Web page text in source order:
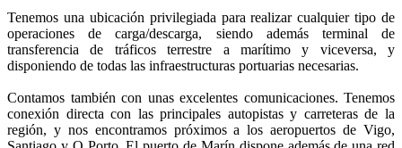
Tenemos una ubicación privilegiada para realizar cualquier tipo de
operaciones de carga/descarga, siendo además terminal de
transferencia de tráficos terrestre a marítimo y viceversa, y
disponiendo de todas las infraestructuras portuarias necesarias.
Contamos también con unas excelentes comunicaciones. Tenemos
conexión directa con las principales autopistas y carreteras de la
región, y nos encontramos próximos a los aeropuertos de Vigo,